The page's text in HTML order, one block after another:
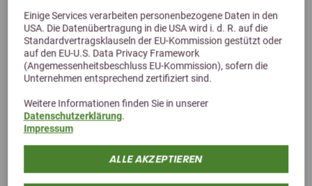
Einige Services verarbeiten personenbezogene Daten in den
USA. Die Datenübertragung in die USA wird i. d. R. auf die
Standardvertragsklauseln der EU-Kommission gestützt oder
auf den EU-U.S. Data Privacy Framework
(Angemessenheitsbeschluss EU-Kommission), sofern die
Unternehmen entsprechend zertifiziert sind.
Weitere Informationen finden Sie in unserer
Datenschutzerklärung.
Impressum
ALLE AKZEPTIEREN